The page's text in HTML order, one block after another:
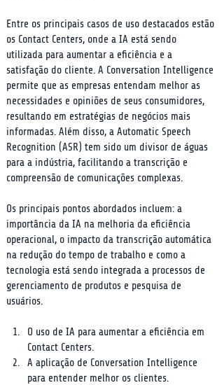
Entre os principais casos de uso destacados estão
os Contact Centers, onde a IA está sendo
utilizada para aumentar a eficiência e a
satisfação do cliente. A Conversation Intelligence
permite que as empresas entendam melhor as
necessidades e opiniões de seus consumidores,
resultando em estratégias de negócios mais
informadas. Além disso, a Automatic Speech
Recognition (ASR) tem sido um divisor de águas
para a indústria, facilitando a transcrição e
compreensão de comunicações complexas.
Os principais pontos abordados incluem: a
importância da IA na melhoria da eficiência
operacional, o impacto da transcrição automática
na redução do tempo de trabalho e como a
tecnologia está sendo integrada a processos de
gerenciamento de produtos e pesquisa de
usuários.
O uso de IA para aumentar a eficiência em
Contact Centers.
A aplicação de Conversation Intelligence
para entender melhor os clientes.